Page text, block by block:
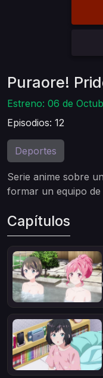
Puraore!
Estreno: 06 de
Episodios: 12
Deportes
Serie anime sobre
formar un equipo
Capítulos